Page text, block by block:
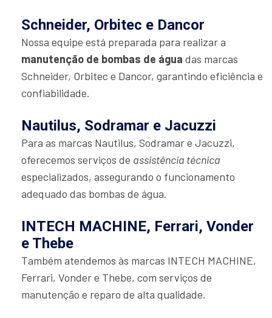
Schneider, Orbitec e Dancor
Nossa equipe está preparada para realizar a
manutenção de bombas de água das marcas
Schneider, Orbitec e Dancor, garantindo eficiência e
confiabilidade.
Nautilus, Sodramar e Jacuzzi
Para as marcas Nautilus, Sodramar e Jacuzzi,
oferecemos serviços de assistência técnica
especializados, assegurando o funcionamento
adequado das bombas de água.
INTECH MACHINE, Ferrari, Vonder
e Thebe
Também atendemos às marcas INTECH MACHINE,
Ferrari, Vonder e Thebe, com serviços de
manutenção e reparo de alta qualidade.